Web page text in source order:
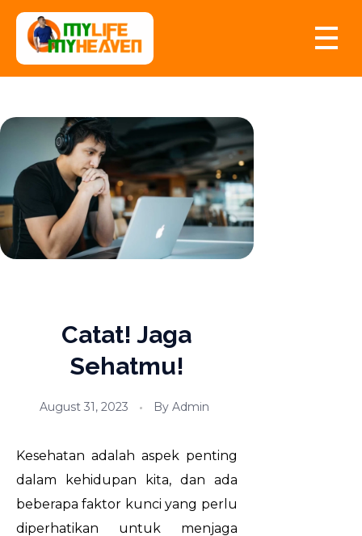
myLife myHeaven
Catat! Jaga
Sehatmu!
August 31, 2023 By Admin
Kesehatan adalah aspek penting
dalam kehidupan kita, dan ada
beberapa faktor kunci yang perlu
diperhatikan untuk menjaga